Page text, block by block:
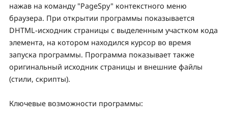
нажав на команду "PageSpy" контекстного меню
браузера. При открытии программы показывается
DHTML-исходник страницы с выделенным участком кода
элемента, на котором находился курсор во время
запуска программы. Программа показывает также
оригинальный исходник страницы и внешние файлы
(стили, скрипты).
Ключевые возможности программы: